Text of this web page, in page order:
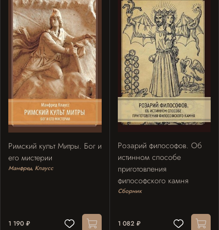
Римский культ Митры. Бог и
его мистерии
Манфред Клаусс
1 190 ₽
Розарий философов. Об
истинном способе
приготовления
философского камня
Сборник
1 082 ₽